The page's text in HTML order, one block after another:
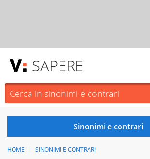
SAPERE
HOME SINONIMI E CONTRARI